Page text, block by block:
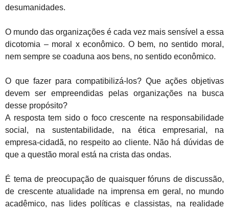
desumanidades.
O mundo das organizações é cada vez mais sensível a essa
dicotomia – moral x econômico. O bem, no sentido moral,
nem sempre se coaduna aos bens, no sentido econômico.
O que fazer para compatibilizá-los? Que ações objetivas
devem ser empreendidas pelas organizações na busca
desse propósito?
A resposta tem sido o foco crescente na responsabilidade
social, na sustentabilidade, na ética empresarial, na
empresa-cidadã, no respeito ao cliente. Não há dúvidas de
que a questão moral está na crista das ondas.
É tema de preocupação de quaisquer fóruns de discussão,
de crescente atualidade na imprensa em geral, no mundo
acadêmico, nas lides políticas e classistas, na realidade